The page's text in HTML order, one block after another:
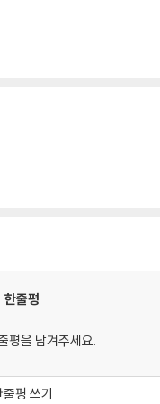
한줄평
평을 남겨주세요.
줄평 쓰기